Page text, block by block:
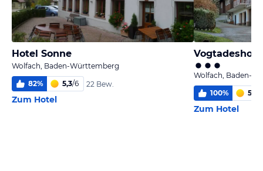
Hotel Sonne
Wolfach, Baden-Württemberg
82% 5,3/6 22 Bew.
Zum Hotel
Vogtadeshof
Wolfach, Baden-
100% 5,6
Zum Hotel